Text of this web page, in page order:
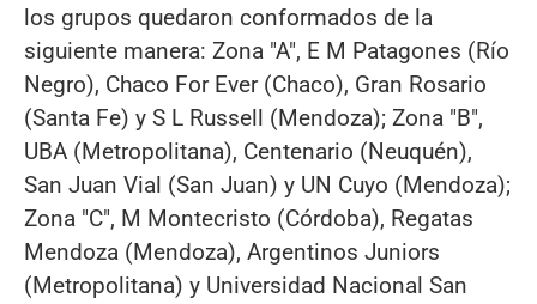
los grupos quedaron conformados de la
siguiente manera: Zona "A", E M Patagones (Río
Negro), Chaco For Ever (Chaco), Gran Rosario
(Santa Fe) y S L Russell (Mendoza); Zona "B",
UBA (Metropolitana), Centenario (Neuquén),
San Juan Vial (San Juan) y UN Cuyo (Mendoza);
Zona "C", M Montecristo (Córdoba), Regatas
Mendoza (Mendoza), Argentinos Juniors
(Metropolitana) y Universidad Nacional San